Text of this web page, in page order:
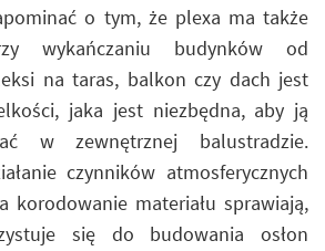
o tym, że plexa ma także
wykańczaniu budynków od
na taras, balkon czy dach jest
jaka jest niezbędna, aby ją
w zewnętrznej balustradzie.
czynników atmosferycznych
korodowanie materiału sprawiają,
się do budowania osłon